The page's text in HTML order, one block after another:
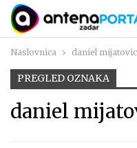
Naslovnica daniel mijatovic
PREGLED OZNAKA
daniel